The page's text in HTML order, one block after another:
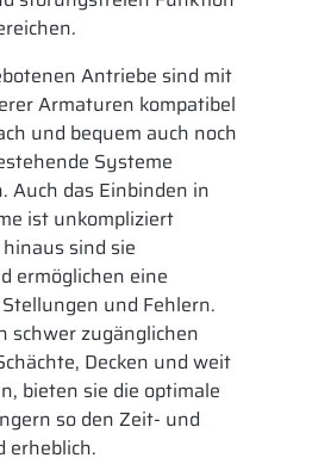
Antriebe sind mit
Armaturen kompatibel
und bequem auch noch
Systeme
Auch das Einbinden in
ist unkompliziert
sind sie
ermöglichen eine
und Fehlern.
schwer zugänglichen
Decken und weit
bieten sie die optimale
so den Zeit- und
erheblich.